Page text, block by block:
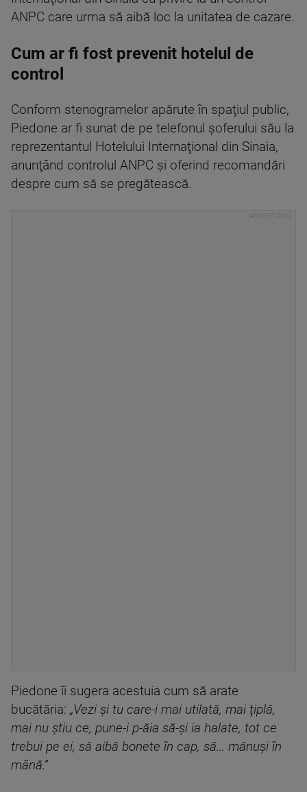
ANPC care urma să aibă loc la unitatea de cazare.
Cum ar fi fost prevenit hotelul de
control
Conform stenogramelor apărute în spaţiul public,
Piedone ar fi sunat de pe telefonul şoferului său la
reprezentantul Hotelului Internaţional din Sinaia,
anunţând controlul ANPC şi oferind recomandări
despre cum să se pregătească.
Piedone îi sugera acestuia cum să arate
bucătăria: „Vezi şi tu care-i mai utilată, mai ţiplă,
mai nu ştiu ce, pune-i p-ăia să-şi ia halate, tot ce
trebui pe ei, să aibă bonete în cap, să... mănuşi în
mână.”